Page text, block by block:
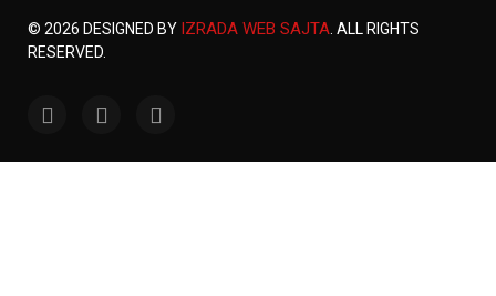
© 2026 DESIGNED BY IZRADA WEB SAJTA . ALL RIGHTS
RESERVED.